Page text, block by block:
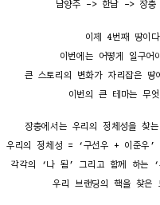
남양주 -> 한남 -> 장
이제 4번째 땅이
이번에는 어떻게 일구어
큰 스토리의 변화가 자리잡은 땅
이번의 큰 테마는 무엇
장충에서는 우리의 정체성을 찾
우리의 정체성 = ‘구선우 + 이준우’
각각의 ‘나 됨’ 그리고 함께 하는
우리 브랜딩의 핵을 찾은